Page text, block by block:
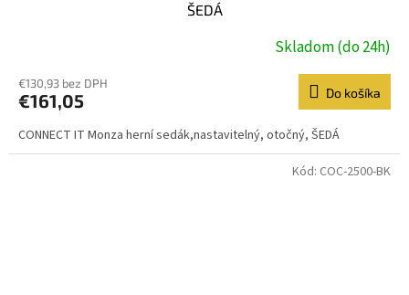
ŠEDÁ
Skladom (do 24h)
€130,93 bez DPH
€161,05 Do košíka
CONNECT IT Monza herní sedák,nastavitelný, otočný, ŠEDÁ
Kód: COC-2500-BK